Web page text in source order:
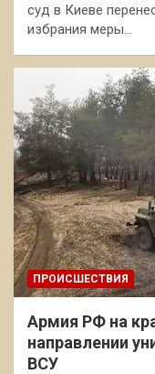
суд в Киеве
избрания меры…
ПРОИСШЕСТВИЯ
Армия РФ на
направлении
ВСУ